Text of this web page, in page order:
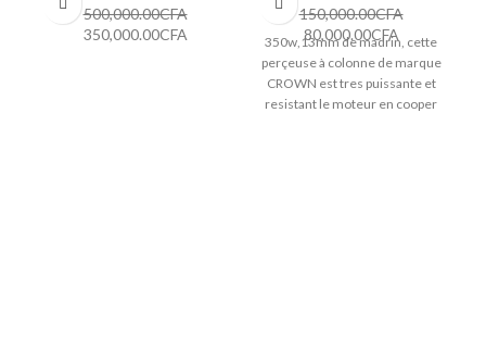
500,000.00CFA
350,000.00CFA
150,000.00CFA
80,000.00CFA
350w,13mm de madrin, cette
perçeuse à colonne de marque
CROWN est tres puissante et
resistant le moteur en cooper